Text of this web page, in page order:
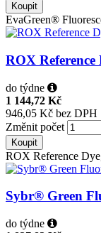
Koupit
EvaGreen®
ROX
do týdne
1 144,72 Kč
946,05 Kč bez DPH
Změnit počet
Koupit
ROX Reference
Sybr® Green
do týdne